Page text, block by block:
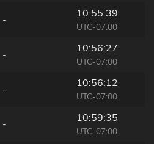
-
10:55:39
UTC-07:00
-
10:56:27
UTC-07:00
-
10:56:12
UTC-07:00
-
10:59:35
UTC-07:00